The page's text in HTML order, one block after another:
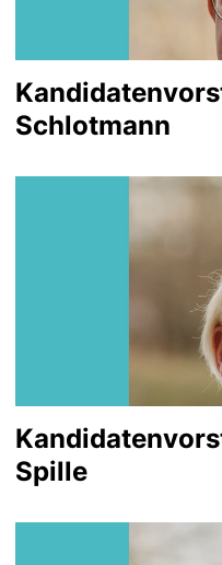
Schlotmann
Spille